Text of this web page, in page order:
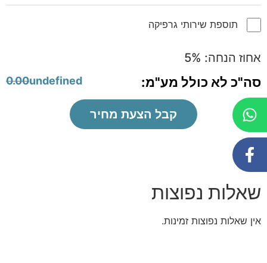
תוספת שירותי גרפיקה
אחוז הנחה: 5%
סה"כ לא כולל מע"מ: 0.00undefined
קבל הצעת מחיר
שאלות נפוצות
אין שאלות נפוצות זמינות.